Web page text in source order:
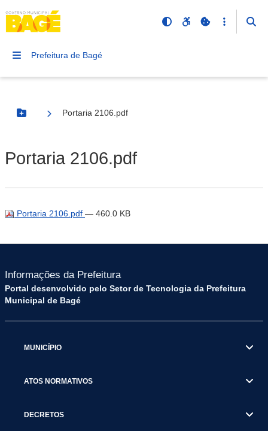
Prefeitura de Bagé
Botão Menu
Portaria 2106.pdf
Portaria 2106.pdf
Portaria 2106.pdf — 460.0 KB
Informações da Prefeitura
Portal desenvolvido pelo Setor de Tecnologia da Prefeitura
Municipal de Bagé
MUNICÍPIO
ATOS NORMATIVOS
DECRETOS